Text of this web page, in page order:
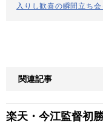
入りし歓喜の瞬間立ち会
関連記事
楽天・今江監督初